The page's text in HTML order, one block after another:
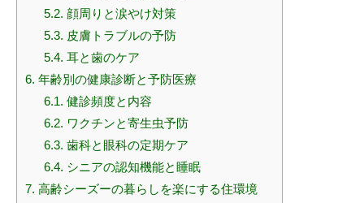
5.2. 顔周りと涙やけ対策
5.3. 皮膚トラブルの予防
5.4. 耳と歯のケア
6. 年齢別の健康診断と予防医療
6.1. 健診頻度と内容
6.2. ワクチンと寄生虫予防
6.3. 歯科と眼科の定期ケア
6.4. シニアの認知機能と睡眠
7. 高齢シーズーの暮らしを楽にする住環境